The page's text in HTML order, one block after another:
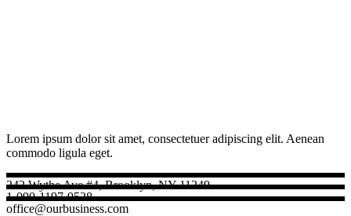
Lorem ipsum dolor sit amet, consectetuer adipiscing elit. Aenean
commodo ligula eget.
242 Wythe Ave #4, Brooklyn, NY 11249
1-090-1197-9528
office@ourbusiness.com